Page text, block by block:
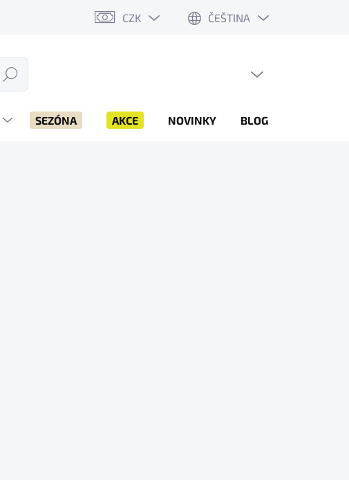
CZK ČEŠTINA
Hledat
SEZÓNA AKCE NOVINKY BLOG